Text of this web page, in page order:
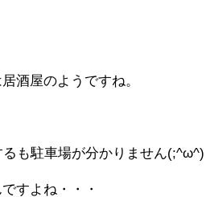
酒屋のようですね。
も駐車場が分かりません(;^ω^)
すよね・・・